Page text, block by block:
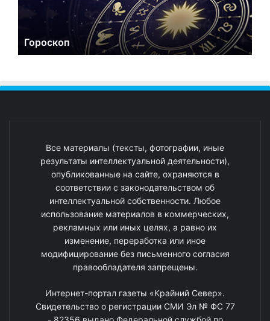
Гороскоп
Все материалы (тексты, фотографии, иные
результаты интеллектуальной деятельности),
опубликованные на сайте, охраняются в
соответствии с законодательством об
интеллектуальной собственности. Любое
использование материалов в коммерческих,
рекламных или иных целях, а равно их
изменение, переработка или иное
модифицирование без письменного согласия
правообладателя запрещены.
Интернет-портал газеты «Крайний Север».
Свидетельство о регистрации СМИ Эл № ФС 77